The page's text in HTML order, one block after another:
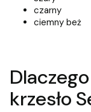
czarny
ciemny beż
krzesło